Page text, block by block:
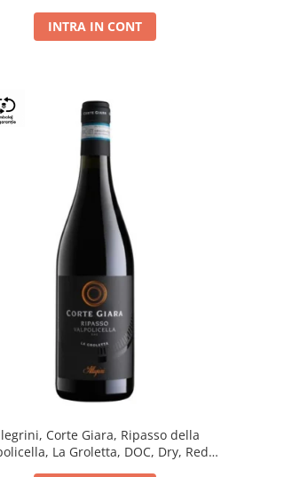
INTRA IN CONT
Corte Giara, Ripasso della
La Groletta, DOC, Dry, Red,